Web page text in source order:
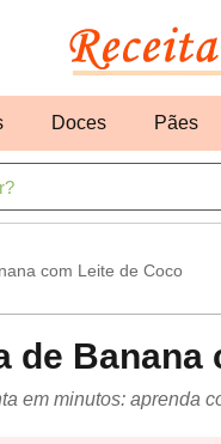
Doces Pães
com Leite de Coco
de Banana
em minutos: aprenda